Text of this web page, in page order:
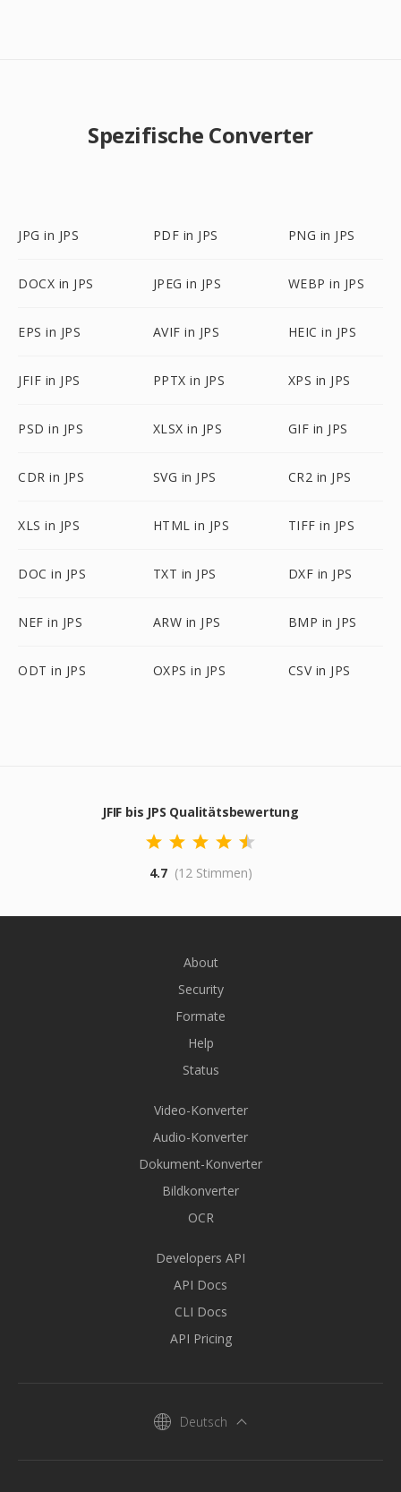
Spezifische Converter
JPG in JPS PDF in JPS PNG in JPS
DOCX in JPS JPEG in JPS WEBP in JPS
EPS in JPS AVIF in JPS HEIC in JPS
JFIF in JPS PPTX in JPS XPS in JPS
PSD in JPS XLSX in JPS GIF in JPS
CDR in JPS SVG in JPS CR2 in JPS
XLS in JPS HTML in JPS TIFF in JPS
DOC in JPS TXT in JPS DXF in JPS
NEF in JPS ARW in JPS BMP in JPS
ODT in JPS OXPS in JPS CSV in JPS
JFIF bis JPS Qualitätsbewertung
4.7 (12 Stimmen)
About
Security
Formate
Help
Status
Video-Konverter
Audio-Konverter
Dokument-Konverter
Bildkonverter
OCR
Developers API
API Docs
CLI Docs
API Pricing
Deutsch